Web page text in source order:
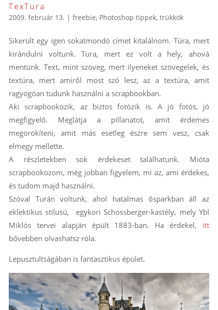
TexTura
2009. február 13. | freebie, Photoshop tippek, trükkök
Sikerült egy igen sokatmondó címet kitalálnom. Túra, mert
kirándulni voltunk. Tura, mert ez volt a hely, ahová
mentünk. Text, mint szöveg, mert ilyeneket szövegelek, és
textúra, mert amiről most szó lesz, az a textúra, amit
ragyogóan tudunk használni a scrapbookban.
Aki scrapbookozik, az biztos fotózik is. A jó fotós, jó
megfigyelő. Meglátja a pillanatot, amit érdemes
megörökíteni, amit más esetleg észre sem vesz, csak
elmegy mellette.
A részletekben sok érdekeset találhatunk. Mióta
scrapbookozom, még jobban figyelem, mi az, ami érdekes,
és tudom majd használni.
Szóval Turán voltunk, ahol hatalmas ősparkban áll az
eklektikus stílusú, egykori Schossberger-kastély, mely Ybl
Miklós tervei alapján épült 1883-ban. Ha érdekel, itt
bővebben olvashatsz róla.
Lepusztultságában is fantasztikus épület.